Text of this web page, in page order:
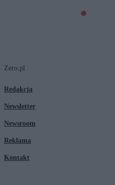
Zero.pl
Redakcja
Newsletter
Newsroom
Reklama
Kontakt